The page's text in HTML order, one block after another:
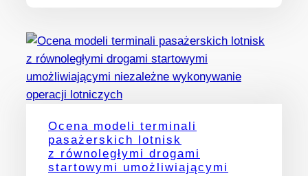
Ocena modeli terminali
pasażerskich lotnisk
z równoległymi drogami
startowymi umożliwiającymi